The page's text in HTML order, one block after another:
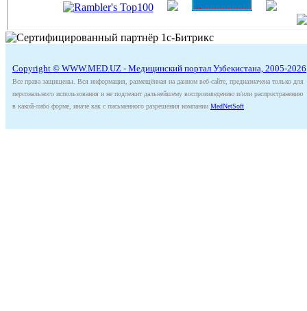
Copyright © WWW.MED.UZ - Медицинский портал Узбекистана, 2005-2026
Все права защищены. Вся информация, размещённая на данном веб-сайте, предназначена только для
персонального использования и не подлежит дальнейшему воспроизведению и/или распространению
в какой-либо форме, иначе как с письменного разрешения компании MedNetSoft